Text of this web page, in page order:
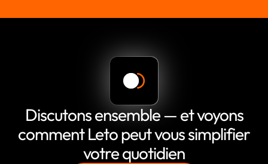
Discutons ensemble — et voyons
comment Leto peut vous simplifier
votre quotidien